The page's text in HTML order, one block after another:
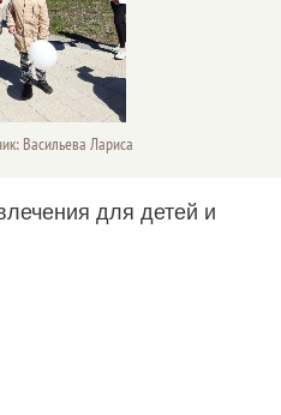
Васильева Лариса
для детей и